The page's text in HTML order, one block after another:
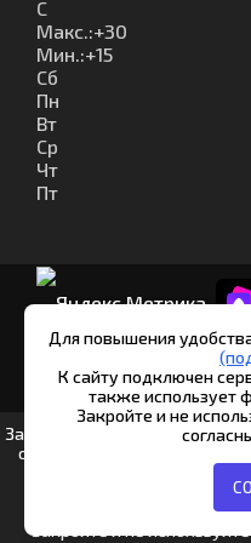
C
Макс.:+30
Мин.:+15
Сб
Пн
Вт
Ср
Чт
Пт
Для повышения
К сайту подключен
также использует
Закройте и не
Заполняя любые формы на
совершеннолетие и
данных в
Согласие на обработку
обработки
Закройте и не